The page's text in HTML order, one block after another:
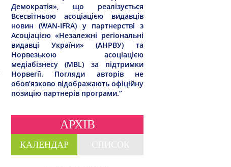
Демократія», що реалізується
Всесвітньою асоціацією видавців
новин (WAN-IFRA) у партнерстві з
Асоціацією «Незалежні регіональні
видавці України» (АНРВУ) та
Норвезькою асоціацією
медіабізнесу (MBL) за підтримки
Норвегії. Погляди авторів не
обов’язково відображають офіційну
позицію партнерів програми.”
АРХІВ
КАЛЕНДАР